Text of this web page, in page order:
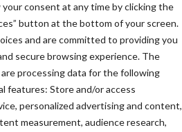
consent at any time by clicking the
button at the bottom of your screen.
and are committed to providing you
secure browsing experience. The
processing data for the following
features: Store and/or access
personalized advertising and content,
measurement, audience research,